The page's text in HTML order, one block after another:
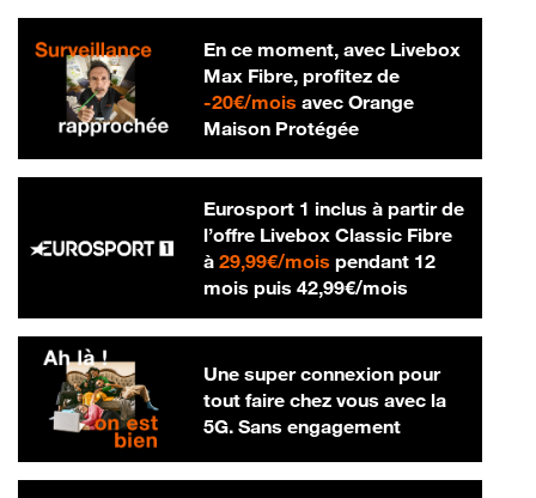
En ce moment, avec Livebox
Max Fibre, profitez de
-20€/mois20 € par mois
avec Orange
Maison Protégée
Eurosport 1 inclus à partir de
l’offre Livebox Classic Fibre
à 29,99€/mois29,99 € par mois
pendant 12
mois puis 42,99€/mois42,99 € par
Une super connexion pour
tout faire chez vous avec la
5G. Sans engagement